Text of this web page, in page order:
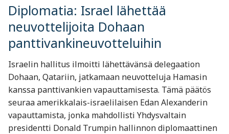
Diplomatia: Israel lähettää
neuvottelijoita Dohaan
panttivankineuvotteluihin
Israelin hallitus ilmoitti lähettävänsä delegaation
Dohaan, Qatariin, jatkamaan neuvotteluja Hamasin
kanssa panttivankien vapauttamisesta. Tämä päätös
seuraa amerikkalais-israelilaisen Edan Alexanderin
vapauttamista, jonka mahdollisti Yhdysvaltain
presidentti Donald Trumpin hallinnon diplomaattinen